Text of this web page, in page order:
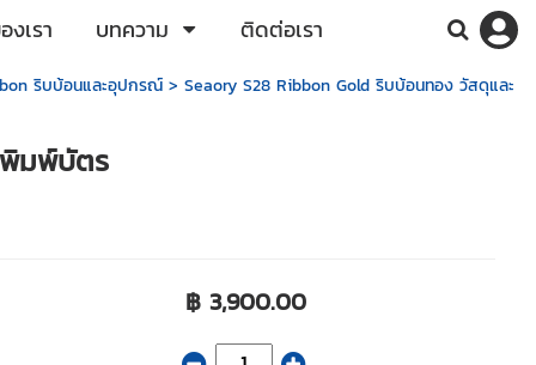
งเรา บทความ ติดต่อเรา
ริบบ้อนและอุปกรณ์> Seaory S28 Ribbon Gold ริบบ้อนทอง วัสดุและ
มพ์บัตร
฿ 3,900.00